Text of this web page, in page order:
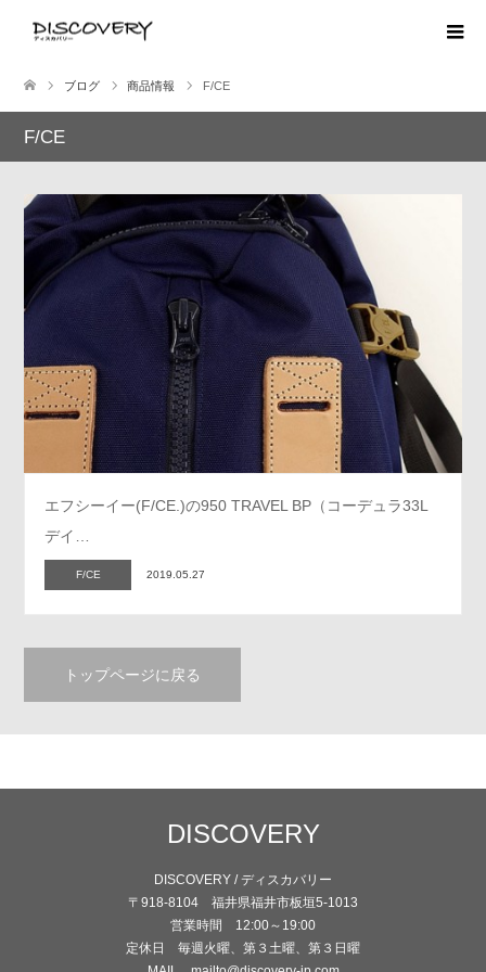
ブログ 商品情報 F/CE
F/CE
エフシーイー(F/CE.)の950 TRAVEL BP（コーデュラ33L
デイ…
F/CE 2019.05.27
トップページに戻る
DISCOVERY
DISCOVERY / ディスカバリー
〒918-8104 福井県福井市板垣5-1013
営業時間 12:00～19:00
定休日 毎週火曜、第３土曜、第３日曜